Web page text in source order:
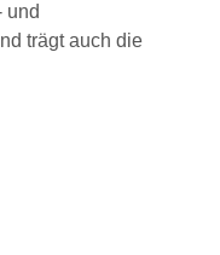
und
trägt auch die